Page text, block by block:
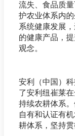
流失、食品质
护农业体系内
系统健康发展
的健康产品，
观念。
安利（中国）
了安利纽崔莱
持续农耕体系
自有和认证有
耕体系，坚持